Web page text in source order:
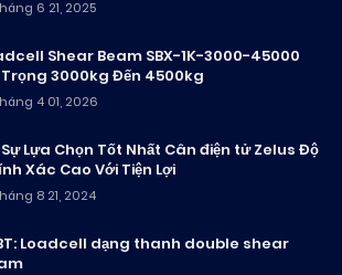
6 21, 2025
Shear Beam SBX-1K-3000-45000
Trọng 3000kg Đến 4500kg
4 01, 2026
Lựa Chọn Tốt Nhất Cân điện tử Zelus Độ
Xác Cao Với Tiện Lợi
8 21, 2024
Loadcell dạng thanh double shear